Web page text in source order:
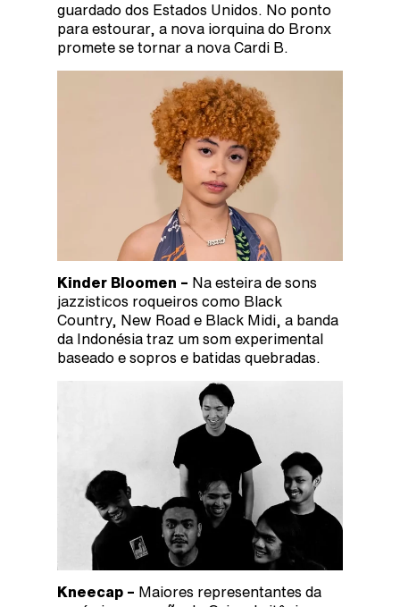
guardado dos Estados Unidos. No ponto
para estourar, a nova iorquina do Bronx
promete se tornar a nova Cardi B.
Kinder Bloomen – Na esteira de sons
jazzisticos roqueiros como Black
Country, New Road e Black Midi, a banda
da Indonésia traz um som experimental
baseado e sopros e batidas quebradas.
Kneecap – Maiores representantes da